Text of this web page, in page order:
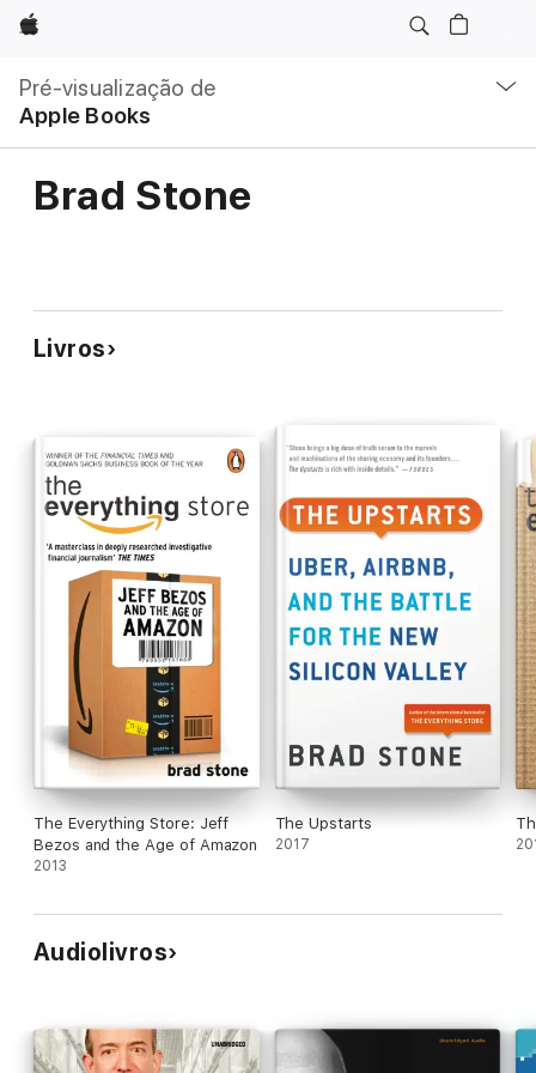
Apple
Pré-visualização de
Apple Books
local
Abrir
menu
Brad Stone
Livros
The Everything Store: Jeff
Bezos and the Age of Amazon
2013
The Upstarts
2017
Audiolivros